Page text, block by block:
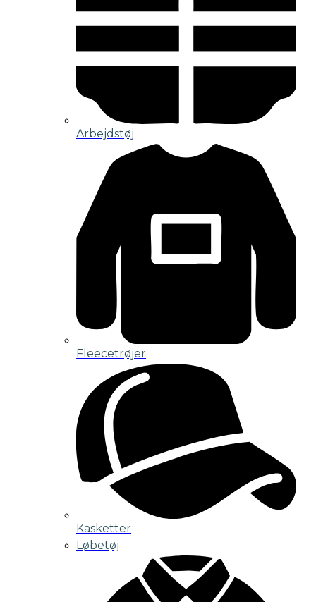
Arbejdstøj
Fleecetrøjer
Kasketter
Løbetøj